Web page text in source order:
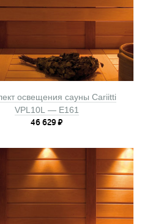
освещения сауны Cariitti
VPL10L — E161
46 629₽